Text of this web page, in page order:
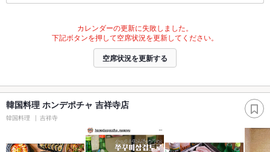
カレンダーの更新に失敗しました。
下記ボタンを押して空席状況を更新してください。
空席状況を更新する
韓国料理 ホンデポチャ 吉祥寺店
韓国料理 吉祥寺